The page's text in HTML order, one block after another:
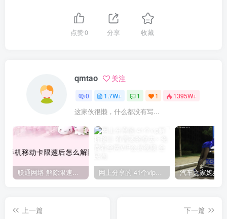
点赞0 分享 收藏
qmtao 关注
0 1.7W+ 1 1 1395W+
这家伙很懒，什么都没有写...
联通网络 解除限速方法参考！畅享、畅玩、老白干等及其它地区自测了 网上分享的 41个vip解析接口 有需要的拿去~ 免费看全网VIP会员视频
上一篇
下一篇